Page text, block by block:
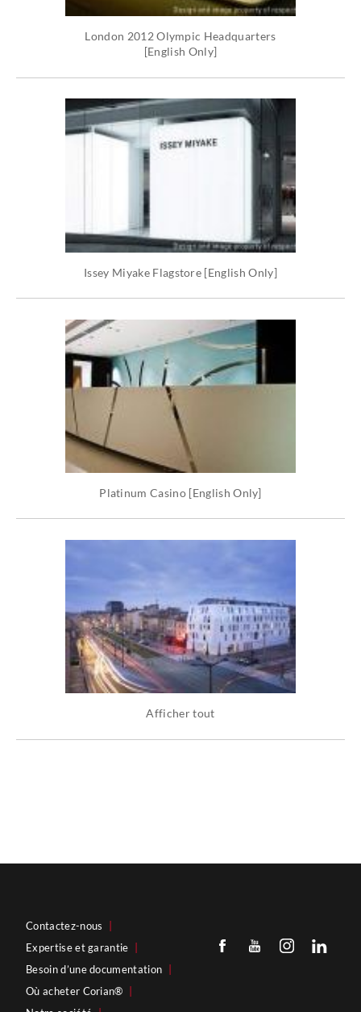
London 2012 Olympic Headquarters
[English Only]
Issey Miyake Flagstore [English Only]
Platinum Casino [English Only]
Afficher tout
Contactez-nous
Expertise et garantie
Besoin d’une documentation
Où acheter Corian®